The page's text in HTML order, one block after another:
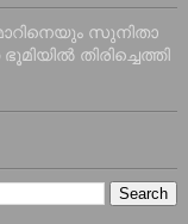
സുനിതാ
തിരിച്ചെത്തി